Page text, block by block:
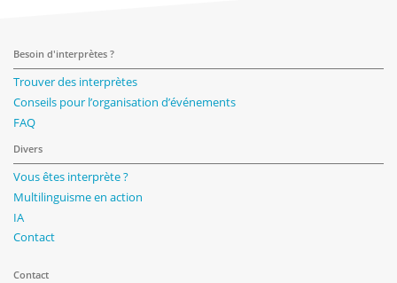
Besoin d'interprètes ?
Trouver des interprètes
Conseils pour l’organisation d’événements
FAQ
Divers
Vous êtes interprète ?
Multilinguisme en action
IA
Contact
Contact